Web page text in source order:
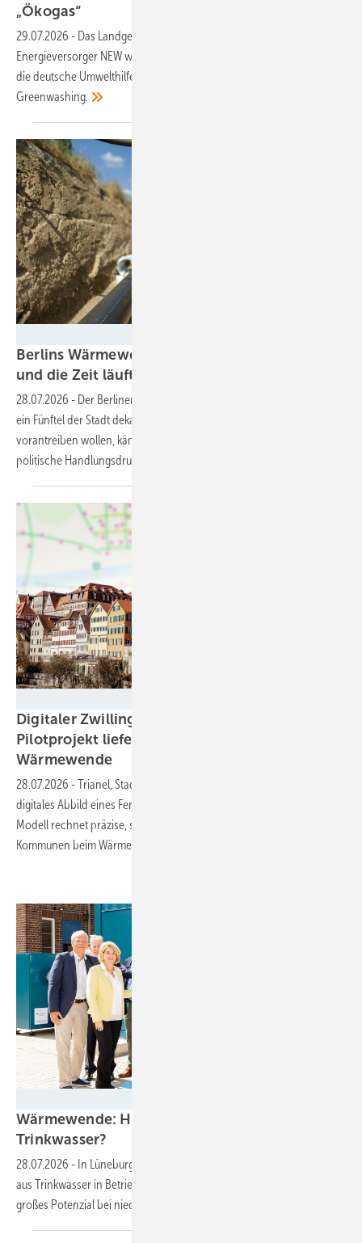
„Ökogas“
29.07.2026 - Das Landgericht Düsseldorf verurteilt den
Energieversorger NEW wegen eines Tarifs für „Ökogas“. Geklagt hatte
die deutsche Umwelthilfe und spricht von einem Erfolg gegen
Greenwashing.
Berlins Wärmewende scheitert ohne Bürger –
und die Zeit läuft
28.07.2026 - Der Berliner Wärmeplan offenbart: Nahwärme könnte
ein Fünftel der Stadt dekarbonisieren. Doch die Initiativen, die das
vorantreiben wollen, kämpfen weitgehend allein – während der
politische Handlungsdruck
Digitaler Zwilling im Fernwärmenetz:
Pilotprojekt liefert Blaupause für die
Wärmewende
28.07.2026 -Trianel, Stadtwerke Tübingen und retoflow haben ein
digitales Abbild eines Fernwärmenetzes erfolgreich validiert. Das
Modell rechnet präzise, skaliert auf komplexe Netze – und zeigt, was
Kommunen beim Wärmenetzausbau künftig gewinnen
Wärmewende: Heizen wir künftig mit
Trinkwasser?
28.07.2026 - In Lüneburg ist ein Pilotprojekt für Abwärmegewinnung
aus Trinkwasser in Betrieb gegangen. Energieversorger Avacon sieht
großes Potenzial bei niedrigen